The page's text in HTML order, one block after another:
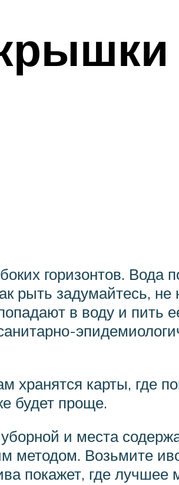
горизонтов. Вода
рыть задумайтесь, не
в воду и пить
хранятся карты, где
будет проще.
и места
методом. Возьмите
покажет, где лучшее